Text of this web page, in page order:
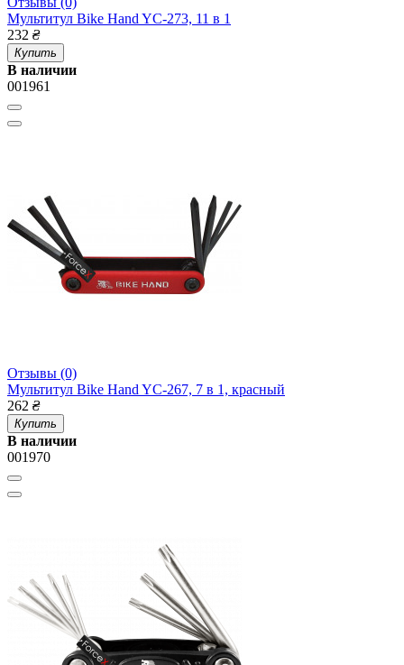
Мультитул Bike Hand YC-273, 11 в 1
232 ₴
Купить
В наличии
001961
Отзывы (0)
Мультитул Bike Hand YC-267, 7 в 1, красный
262 ₴
Купить
В наличии
001970